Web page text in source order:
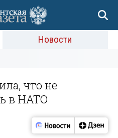
Новости
что не
в НАТО